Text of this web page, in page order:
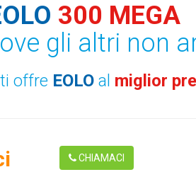
300 MEGA
gli altri non
ti offre EOLO al miglior
CHIAMACI